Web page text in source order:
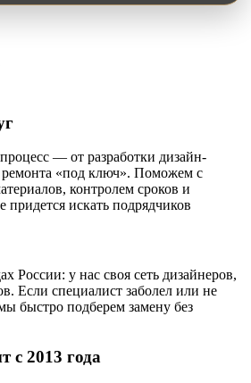
— от разработки дизайн-
ремонта «под ключ». Поможем с
контролем сроков и
придется искать подрядчиков
России: у нас своя сеть дизайнеров,
Если специалист заболел или не
быстро подберем замену без
с 2013 года